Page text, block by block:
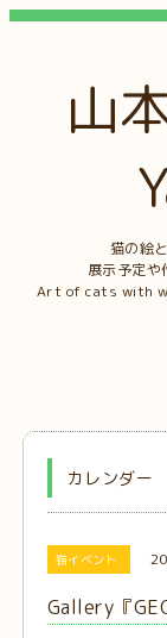
山
猫の絵
展示予定や
Art of cats with
カレンダー
猫イベント
Gallery『